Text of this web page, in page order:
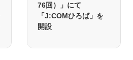
76回）」にて
「J:COMひろば」を
開設